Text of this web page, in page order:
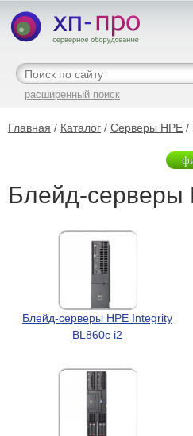
расширенный поиск
Главная / Каталог / Серверы HPE /
Блейд-серверы
Блейд-серверы HPE Integrity
BL860c i2